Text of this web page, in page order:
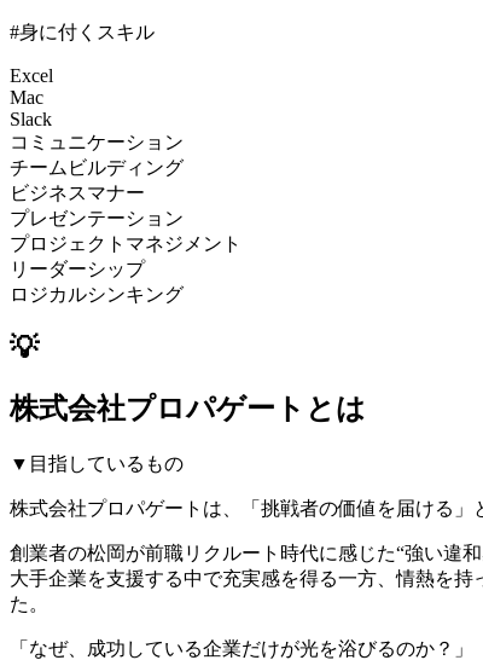
#身に付くスキル
Excel
Mac
Slack
コミュニケーション
チームビルディング
ビジネスマナー
プレゼンテーション
プロジェクトマネジメント
リーダーシップ
ロジカルシンキング
💡
株式会社プロパゲートとは
▼目指しているもの
株式会社プロパゲートは、「挑戦者の価値を届ける
創業者の松岡が前職リクルート時代に感じた“強い違
大手企業を支援する中で充実感を得る一方、情熱を
た。
「なぜ、成功している企業だけが光を浴びるのか？」